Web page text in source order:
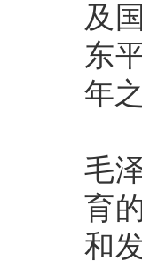
及
东
年
今
毛
育
和